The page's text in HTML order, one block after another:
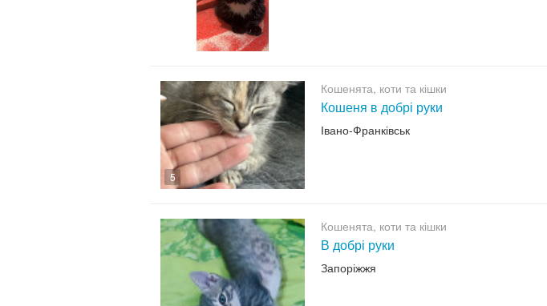
5
Кошенята, коти та кішки
Кошеня в добрі руки
Івано-Франківськ
Кошенята, коти та кішки
В добрі руки
Запоріжжя